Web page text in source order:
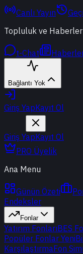
Canlı Yayın
Topluluk ve Haberler
t-Chat
Bağlantı Yok
Giriş YapKayıt Ol
Giriş YapKayıt Ol
PRO Üyelik
Ana Menu
Günün Özeti
Endeksler
Fonlar
Yatırım FonlarıBES
Popüler Fonlar Yeni
KarşılaştırmaFon